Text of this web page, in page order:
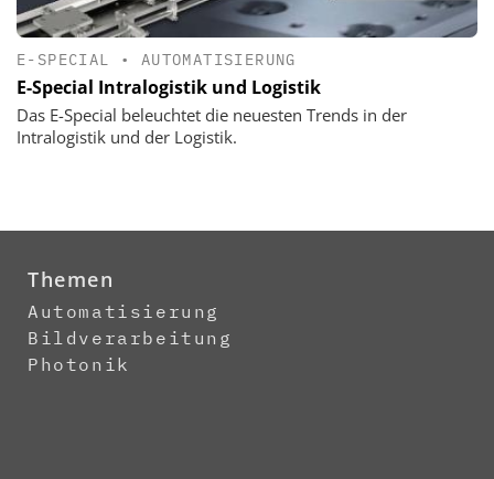
E-SPECIAL • AUTOMATISIERUNG
E-Special Intralogistik und Logistik
Das E-Special beleuchtet die neuesten Trends in der
Intralogistik und der Logistik.
Themen
Automatisierung
Bildverarbeitung
Photonik